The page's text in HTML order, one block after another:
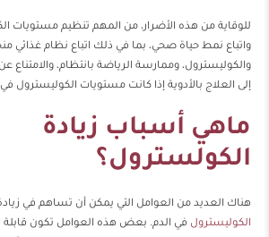
للوقاية من هذه الأضرار، من المهم تنظيم مستويات
واتباع نمط حياة صحي، بما في ذلك اتباع نظام
والكوليسترول، وممارسة الرياضة بانتظام، والامتناع
إلى العلاج بالأدوية إذا كانت مستويات الكوليسترول
ماهي أسباب زيادة
الكولسترول؟
هناك العديد من العوامل التي يمكن أن تساهم في
الكوليسترول في الدم. بعض هذه العوامل تكون قابلة